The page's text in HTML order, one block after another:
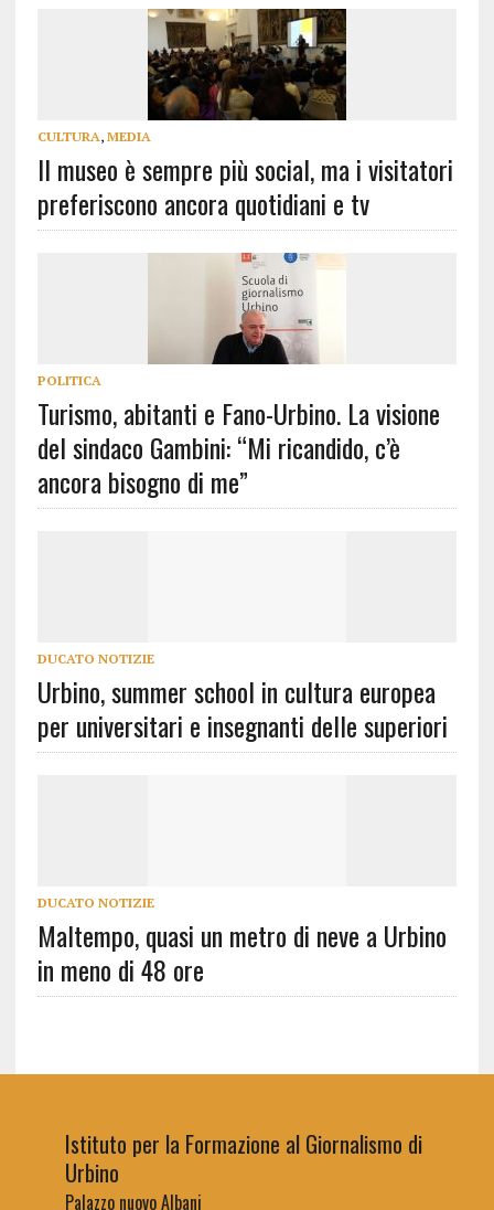
CULTURA, MEDIA
Il museo è sempre più social, ma i visitatori
preferiscono ancora quotidiani e tv
POLITICA
Turismo, abitanti e Fano-Urbino. La visione
del sindaco Gambini: “Mi ricandido, c’è
ancora bisogno di me”
DUCATO NOTIZIE
Urbino, summer school in cultura europea
per universitari e insegnanti delle superiori
DUCATO NOTIZIE
Maltempo, quasi un metro di neve a Urbino
in meno di 48 ore
Istituto per la Formazione al Giornalismo di
Urbino
Palazzo nuovo Albani